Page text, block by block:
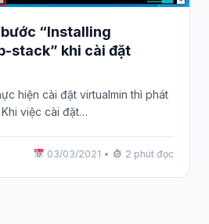
“Installing
stack” khi cài đặt
hiện cài đặt virtualmin thì phát
việc cài đặt…
03/03/2021 • 2 phút đọc